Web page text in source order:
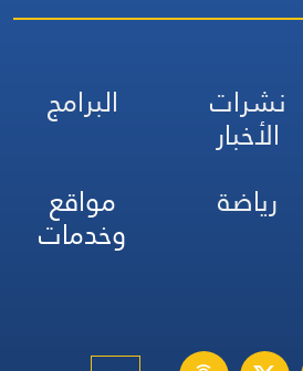
نشرات
الأخبار
البرامج
رياضة مواقع
وخدمات